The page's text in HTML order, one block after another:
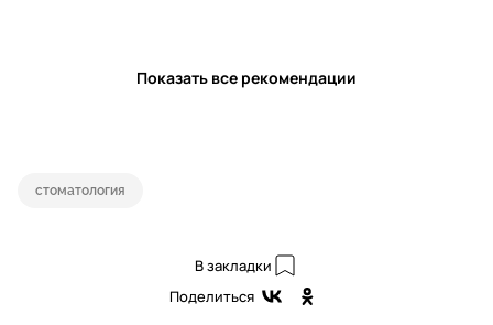
Показать все рекомендации
стоматология
В закладки
Поделиться